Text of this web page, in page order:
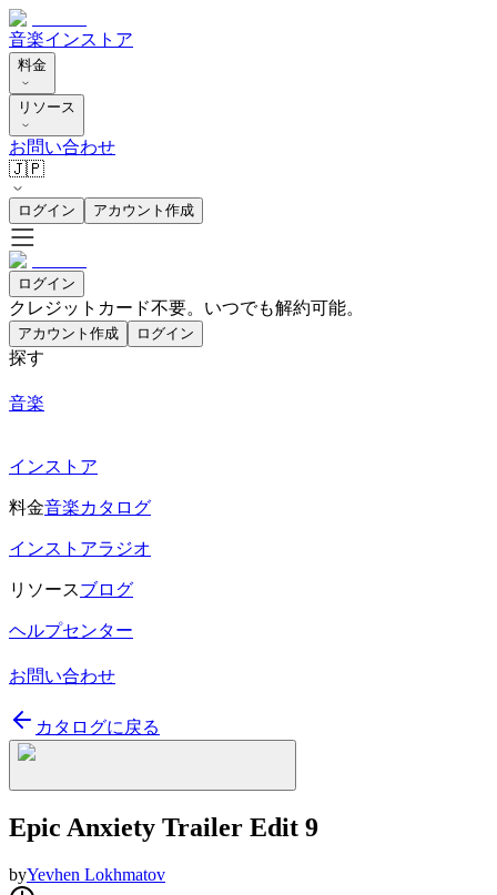
音楽インストア
料金
リソース
お問い合わせ
🇯🇵
ログイン アカウント作成
ログイン
クレジットカード不要。いつでも解約可能。
アカウント作成 ログイン
探す
音楽
インストア
料金音楽カタログ
インストアラジオ
リソースブログ
ヘルプセンター
お問い合わせ
カタログに戻る
Epic Anxiety Trailer Edit 9
byYevhen Lokhmatov